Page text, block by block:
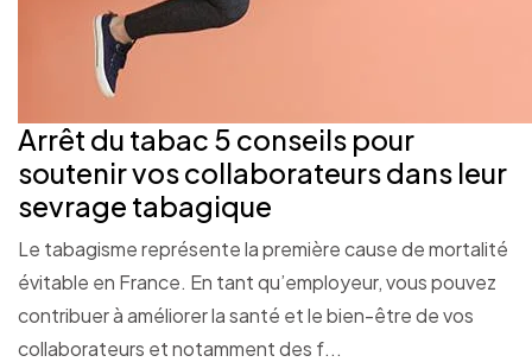
Arrêt du tabac 5 conseils pour
soutenir vos collaborateurs dans leur
sevrage tabagique
Le tabagisme représente la première cause de mortalité
évitable en France. En tant qu’employeur, vous pouvez
contribuer à améliorer la santé et le bien-être de vos
collaborateurs et notamment des f...